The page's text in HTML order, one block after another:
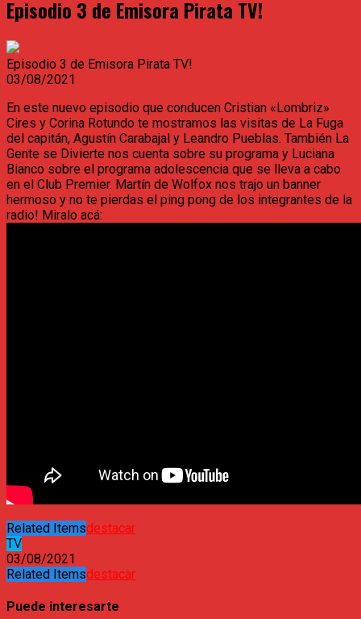
Episodio 3 de Emisora Pirata TV!
Episodio 3 de Emisora Pirata TV!
03/08/2021
En este nuevo episodio que conducen Cristian «Lombriz»
Cires y Corina Rotundo te mostramos las visitas de La Fuga
del capitán, Agustín Carabajal y Leandro Pueblas. También La
Gente se Divierte nos cuenta sobre su programa y Luciana
Bianco sobre el programa adolescencia que se lleva a cabo
en el Club Premier. Martín de Wolfox nos trajo un banner
hermoso y no te pierdas el ping pong de los integrantes de la
radio! Miralo acá:
Related Itemsdestacar
TV
03/08/2021
Related Itemsdestacar
Puede interesarte